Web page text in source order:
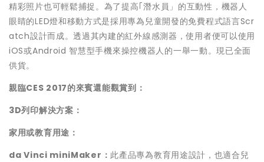
精彩照片也可輕鬆捕捉。為了提高｢潛水員」的互動性，機器人
眼睛的LED燈和移動方式是採用專為兒童開發的免費程式語言Scr
atch設計而成。透過其內建的紅外線感測器，使用者便可以使用
iOS或Android 智慧型手機來操控機器人的一舉一動。現已全面
供貨。
親臨CES 2017的來賓還能觀賞到：
3D列印解決方案：
家用或教育用途：
da Vinci miniMaker ：此產品專為教育用途設計，也適合兒